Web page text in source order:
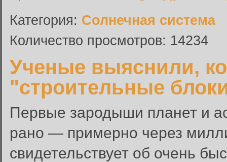
Категория: Солнечная система
Количество просмотров: 14234
Ученые выяснили,
"строительные
Первые зародыши планет и
рано — примерно через
свидетельствует об очень